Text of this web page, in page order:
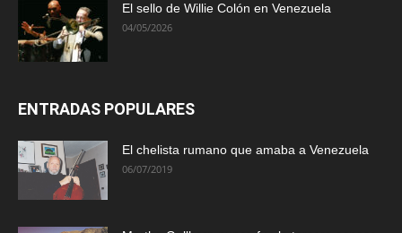
El sello de Willie Colón en Venezuela
04/05/2026
ENTRADAS POPULARES
El chelista rumano que amaba a Venezuela
06/07/2019